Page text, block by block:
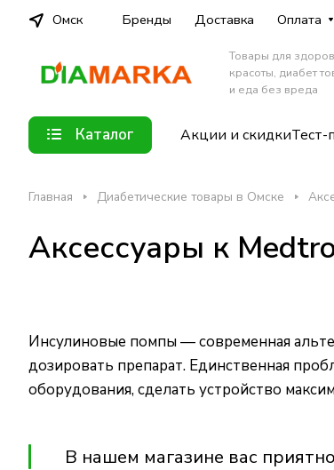
Омск Бренды Доставка Оплата
Товары для
красоты, диабет
и еда без вреда
Каталог Акции и скидкиТест-
Главная Диабетические товары в Омске
Аксессуары к
Инсулиновые помпы — современная
дозировать препарат. Единственная
оборудования, сделать устройство
В нашем магазине вас